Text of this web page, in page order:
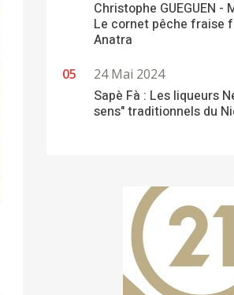
Christophe GUEGUEN -
Le cornet pêche fraise
Anatra
24 Mai 2024
Sapè Fà : Les liqueurs
sens" traditionnels du